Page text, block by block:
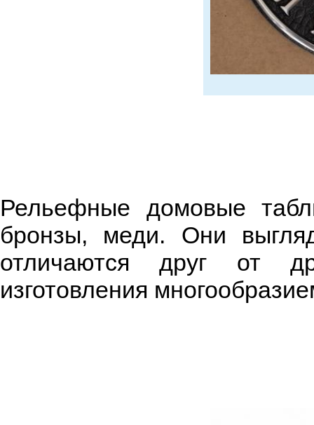
Рельефные домовые
бронзы, меди. Они
отличаются друг от
изготовления